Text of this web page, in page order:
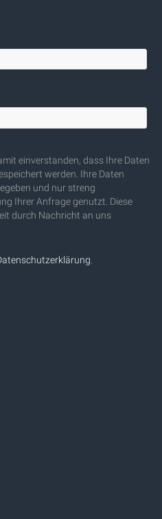
einverstanden, dass Ihre Daten
werden. Ihre Daten
und nur streng
Ihrer Anfrage genutzt. Diese
durch Nachricht an uns